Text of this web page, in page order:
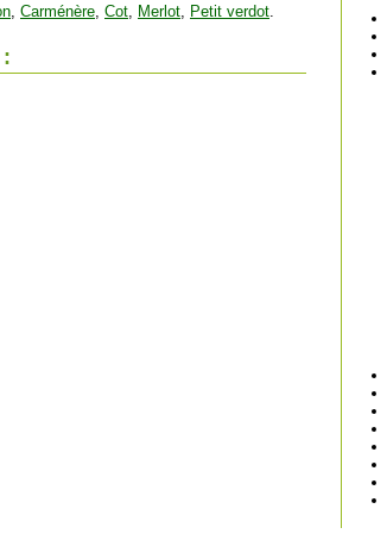
Carménère Cot Merlot Petit verdot